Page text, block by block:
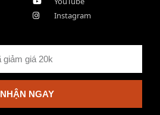
Instagram
NHẬN NGAY